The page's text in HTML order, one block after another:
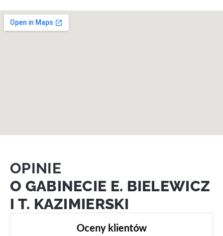
OPINIE
O GABINECIE E. BIELEWICZ
I T. KAZIMIERSKI
Oceny klientów